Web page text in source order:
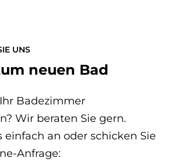
UNS
neuen Bad
Badezimmer
Wir beraten Sie gern.
einfach an oder schicken Sie
Anfrage: